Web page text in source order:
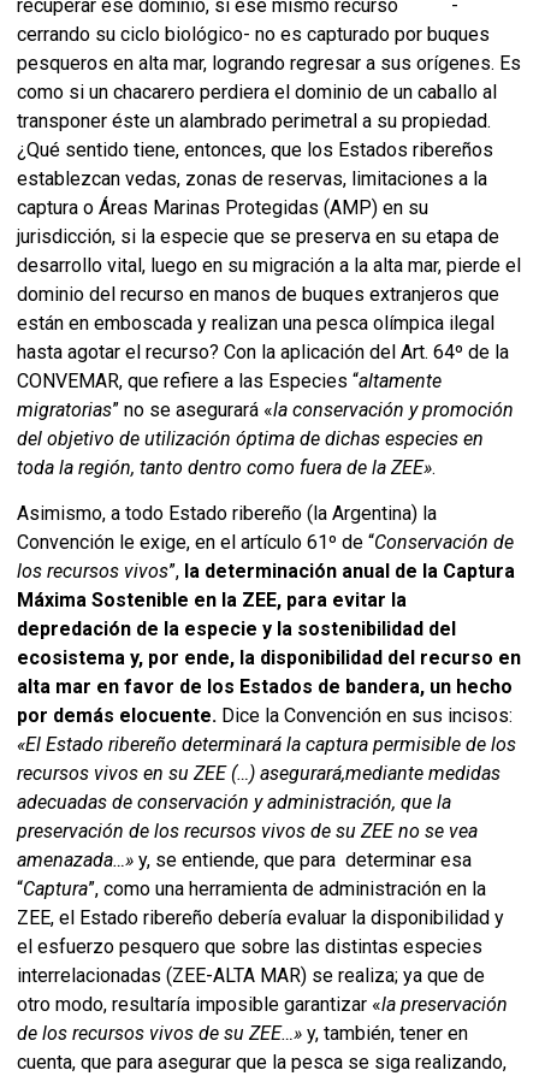
recuperar ese dominio, si ese mismo recurso -
cerrando su ciclo biológico- no es capturado por buques
pesqueros en alta mar, logrando regresar a sus orígenes. Es
como si un chacarero perdiera el dominio de un caballo al
transponer éste un alambrado perimetral a su propiedad.
¿Qué sentido tiene, entonces, que los Estados ribereños
establezcan vedas, zonas de reservas, limitaciones a la
captura o Áreas Marinas Protegidas (AMP) en su
jurisdicción, si la especie que se preserva en su etapa de
desarrollo vital, luego en su migración a la alta mar, pierde el
dominio del recurso en manos de buques extranjeros que
están en emboscada y realizan una pesca olímpica ilegal
hasta agotar el recurso? Con la aplicación del Art. 64º de la
CONVEMAR, que refiere a las Especies “altamente
migratorias” no se asegurará «la conservación y promoción
del objetivo de utilización óptima de dichas especies en
toda la región, tanto dentro como fuera de la ZEE».
Asimismo, a todo Estado ribereño (la Argentina) la
Convención le exige, en el artículo 61º de “Conservación de
los recursos vivos”, la determinación anual de la Captura
Máxima Sostenible en la ZEE, para evitar la
depredación de la especie y la sostenibilidad del
ecosistema y, por ende, la disponibilidad del recurso en
alta mar en favor de los Estados de bandera, un hecho
por demás elocuente. Dice la Convención en sus incisos:
«El Estado ribereño determinará la captura permisible de los
recursos vivos en su ZEE (…) asegurará,mediante medidas
adecuadas de conservación y administración, que la
preservación de los recursos vivos de su ZEE no se vea
amenazada…» y, se entiende, que para determinar esa
“Captura”, como una herramienta de administración en la
ZEE, el Estado ribereño debería evaluar la disponibilidad y
el esfuerzo pesquero que sobre las distintas especies
interrelacionadas (ZEE-ALTA MAR) se realiza; ya que de
otro modo, resultaría imposible garantizar «la preservación
de los recursos vivos de su ZEE…» y, también, tener en
cuenta, que para asegurar que la pesca se siga realizando,